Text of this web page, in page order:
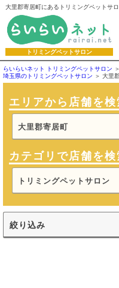
大里郡寄居町にあるトリミングペットサ
トリミングペットサロン
らいらいネット トリミングペットサロン
埼玉県のトリミングペットサロン
大里
エリアから店舗を検
大里郡寄居町
カテゴリで店舗を検
トリミングペットサロン
絞り込み